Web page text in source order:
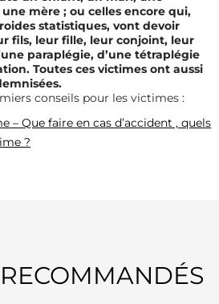
mère ; ou celles encore qui,
statistiques, vont devoir
fils, leur fille, leur conjoint, leur
paraplégie, d’une tétraplégie
Toutes ces victimes ont aussi
conseils pour les victimes :
– Que faire en cas d’accident , quels
?